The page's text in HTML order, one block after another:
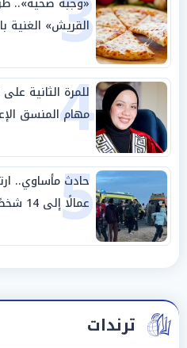
القريش» الغنية
4
للمرة الثانية
مهام المنسق
الأفضل" في دورته
5
حادث مأساوي..
عمالًا إلى 14 شخصًا
ترندات